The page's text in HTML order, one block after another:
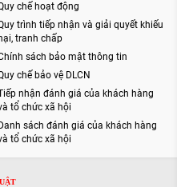
chế hoạt động
trình tiếp nhận và giải quyết khiếu
tranh chấp
sách bảo mật thông tin
chế bảo vệ DLCN
nhận đánh giá của khách hàng
tổ chức xã hội
Danh sách đánh giá của khách hàng
tổ chức xã hội